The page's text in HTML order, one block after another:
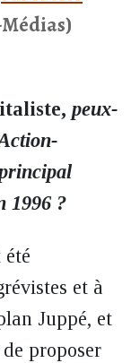
peux-
1996 ?
et à
Juppé, et
proposer